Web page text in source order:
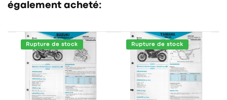
également acheté:
Rupture de stock Rupture de stock